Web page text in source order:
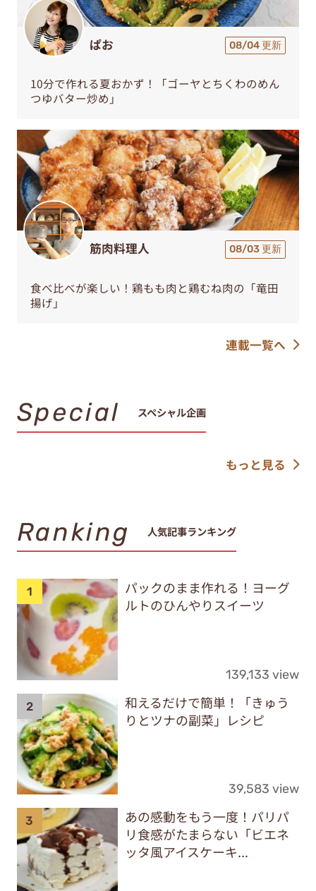
ぱお 08/04 更新
10分で作れる夏おかず！「ゴーヤとちくわのめん
つゆバター炒め」
筋肉料理人 08/03 更新
食べ比べが楽しい！鶏もも肉と鶏むね肉の「竜田
揚げ」
連載一覧へ
Special スペシャル企画
もっと見る
Ranking 人気記事ランキング
パックのまま作れる！ヨーグ
ルトのひんやりスイーツ
139,133 view
和えるだけで簡単！「きゅう
りとツナの副菜」レシピ
39,583 view
あの感動をもう一度！パリパ
リ食感がたまらない「ビエネ
ッタ風アイスケーキ...